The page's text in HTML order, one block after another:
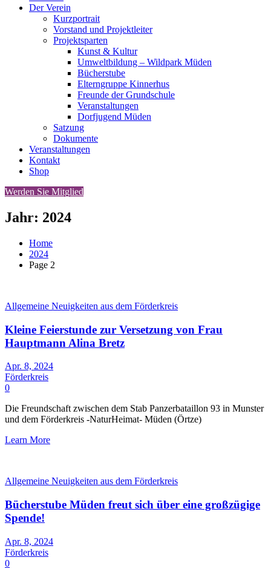
Der Verein
Kurzportrait
Vorstand und Projektleiter
Projektsparten
Kunst & Kultur
Umweltbildung – Wildpark Müden
Bücherstube
Elterngruppe Kinnerhus
Freunde der Grundschule
Veranstaltungen
Dorfjugend Müden
Satzung
Dokumente
Veranstaltungen
Kontakt
Shop
Werden Sie Mitglied
Jahr: 2024
Home
2024
Page 2
Allgemeine Neuigkeiten aus dem Förderkreis
Kleine Feierstunde zur Versetzung von Frau
Hauptmann Alina Bretz
Apr. 8, 2024
Förderkreis
0
Die Freundschaft zwischen dem Stab Panzerbataillon 93 in Munster
und dem Förderkreis -NaturHeimat- Müden (Örtze)
Learn More
Allgemeine Neuigkeiten aus dem Förderkreis
Bücherstube Müden freut sich über eine großzügige
Spende!
Apr. 8, 2024
Förderkreis
0